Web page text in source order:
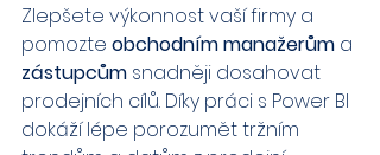
Zlepšete výkonnost vaší firmy a
pomozte obchodním manažerům a
zástupcům snadněji dosahovat
prodejních cílů. Díky práci s Power BI
dokáží lépe porozumět tržním